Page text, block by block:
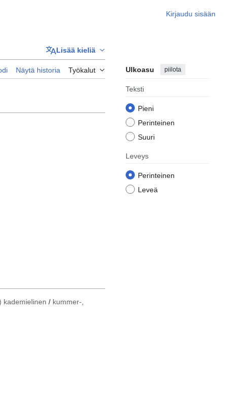
Kirjaudu sisään
Lisää kieliä
Näytä historia Työkalut Ulkoasu piilota
Teksti
Pieni
Perinteinen
Suuri
Leveys
Perinteinen
Leveä
kademielinen / kummer-,